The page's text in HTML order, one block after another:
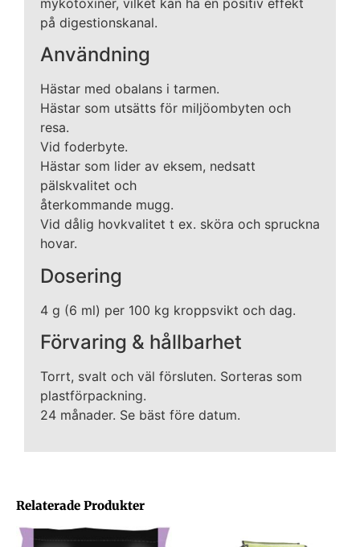
på digestionskanal.
Användning
Hästar med obalans i tarmen.
Hästar som utsätts för miljöombyten och
resa.
Vid foderbyte.
Hästar som lider av eksem, nedsatt
pälskvalitet och
återkommande mugg.
Vid dålig hovkvalitet t ex. sköra och spruckna
hovar.
Dosering
4 g (6 ml) per 100 kg kroppsvikt och dag.
Förvaring & hållbarhet
Torrt, svalt och väl försluten. Sorteras som
plastförpackning.
24 månader. Se bäst före datum.
Relaterade Produkter